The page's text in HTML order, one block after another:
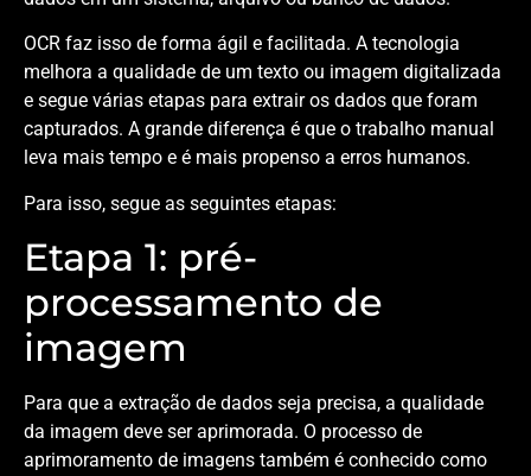
OCR faz isso de forma ágil e facilitada. A tecnologia
melhora a qualidade de um texto ou imagem digitalizada
e segue várias etapas para extrair os dados que foram
capturados. A grande diferença é que o trabalho manual
leva mais tempo e é mais propenso a erros humanos.
Para isso, segue as seguintes etapas:
Etapa 1: pré-
processamento de
imagem
Para que a extração de dados seja precisa, a qualidade
da imagem deve ser aprimorada. O processo de
aprimoramento de imagens também é conhecido como